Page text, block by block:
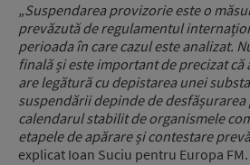
„Suspendarea provizorie este o
prevăzută de regulamentul
perioada în care cazul este analizat.
finală și este important de precizat că
are legătură cu depistarea unei
suspendării depinde de
calendarul stabilit de organismele
etapele de apărare și contestare
explicat Ioan Suciu pentru Europa FM.